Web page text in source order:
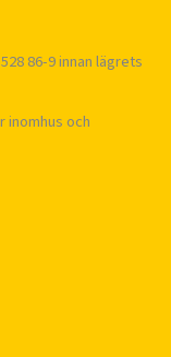
86-9 innan lägrets
inomhus och